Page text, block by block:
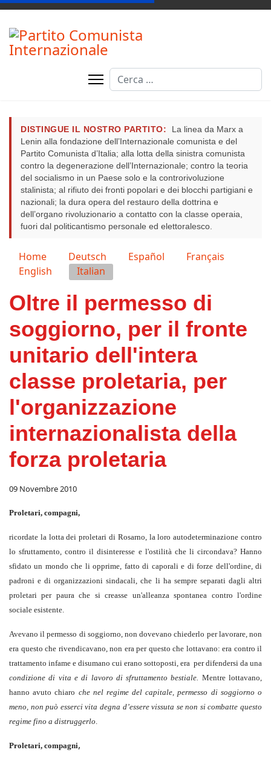
Cerca
DISTINGUE IL NOSTRO PARTITO:
La linea da Marx a
Lenin alla fondazione dell’Internazionale comunista e del
Partito Comunista d’Italia; alla lotta della sinistra comunista
contro la degenerazione dell’Internazionale; contro la teoria
del socialismo in un Paese solo e la controrivoluzione
stalinista; al rifiuto dei fronti popolari e dei blocchi partigiani e
nazionali; la dura opera del restauro della dottrina e
dell’organo rivoluzionario a contatto con la classe operaia,
fuori dal politicantismo personale ed elettoralesco.
Seleziona la tua lingua
Home Deutsch Español
Français
English
Italian
Oltre il permesso di
soggiorno, per il fronte
unitario dell'intera
classe proletaria, per
l'organizzazione
internazionalista della
forza proletaria
09 Novembre 2010
Proletari, compagni,
ricordate la lotta dei proletari di Rosarno, la loro autodeterminazione contro
lo sfruttamento, contro il disinteresse e l'ostilità che li circondava? Hanno
sfidato un mondo che li opprime, fatto di caporali e di forze dell'ordine, di
padroni e di organizzazioni sindacali, che li ha sempre separati dagli altri
proletari per paura che si creasse un'alleanza spontanea contro l'ordine
sociale esistente.
Avevano il permesso di soggiorno, non dovevano chiederlo per lavorare, non
era questo che rivendicavano, non era per questo che lottavano: era contro il
trattamento infame e disumano cui erano sottoposti, era per difendersi da una
condizione di vita e di lavoro di sfruttamento bestiale. Mentre lottavano,
hanno avuto chiaro che nel regime del capitale, permesso di soggiorno o
meno, non può esserci vita degna d’essere vissuta se non si combatte questo
regime fino a distruggerlo.
Proletari, compagni,